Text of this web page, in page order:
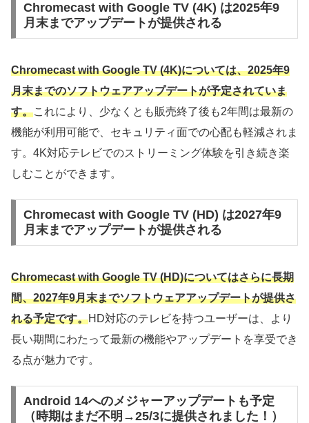
Chromecast with Google TV (4K) は2025年9
月末までアップデートが提供される
Chromecast with Google TV (4K)については、2025年9
月末までのソフトウェアアップデートが予定されていま
す。これにより、少なくとも販売終了後も2年間は最新の
機能が利用可能で、セキュリティ面での心配も軽減されま
す。4K対応テレビでのストリーミング体験を引き続き楽
しむことができます。
Chromecast with Google TV (HD) は2027年9
月末までアップデートが提供される
Chromecast with Google TV (HD)についてはさらに長期
間、2027年9月末までソフトウェアアップデートが提供さ
れる予定です。HD対応のテレビを持つユーザーは、より
長い期間にわたって最新の機能やアップデートを享受でき
る点が魅力です。
Android 14へのメジャーアップデートも予定
（時期はまだ不明→25/3に提供されました！）